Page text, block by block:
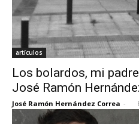
artículos
Los bolardos, mi
José Ramón
José Ramón Hernández Correa -